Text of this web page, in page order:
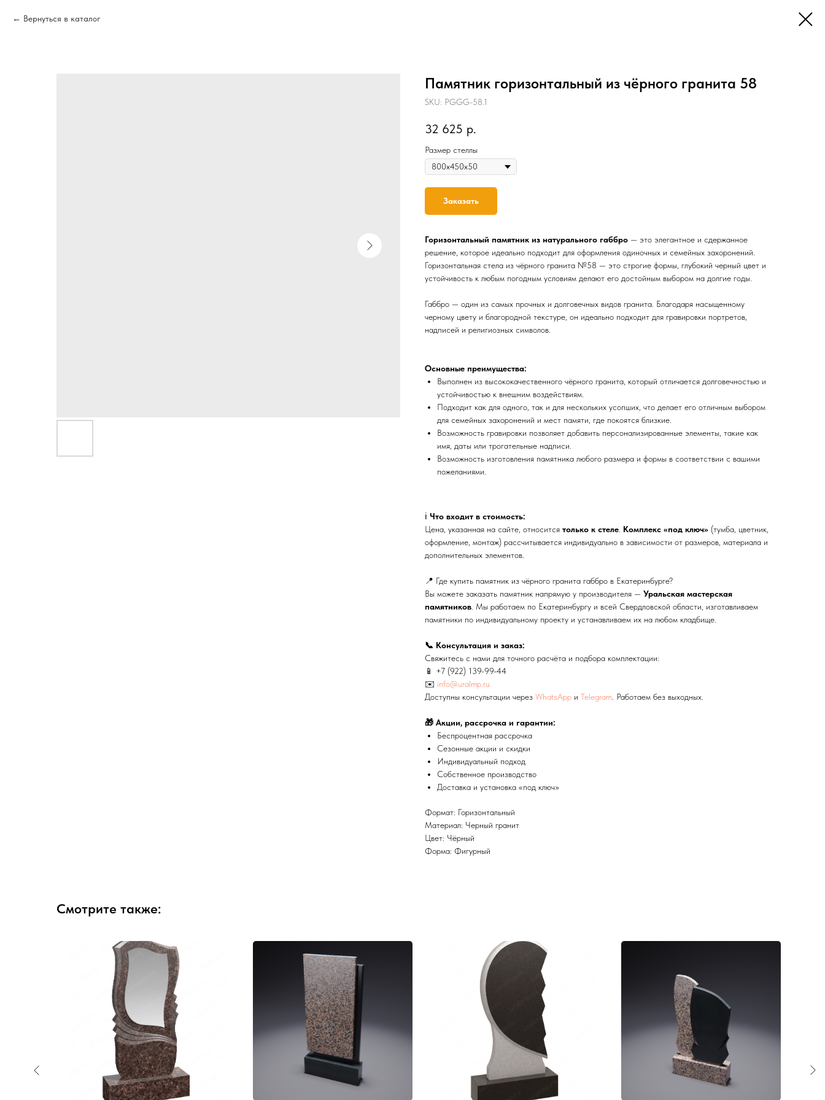
Вернуться в каталог
Памятник горизонтальный из чёрного гранита 58
SKU: PGGG-58.1
32 625 р.
Размер стеллы
Заказать
Горизонтальный памятник из натурального габбро — это элегантное и сдержанное
решение, которое идеально подходит для оформления одиночных и семейных захоронений.
Горизонтальная стела из чёрного гранита №58 — это строгие формы, глубокий черный цвет и
устойчивость к любым погодным условиям делают его достойным выбором на долгие годы.
Габбро — один из самых прочных и долговечных видов гранита. Благодаря насыщенному
черному цвету и благородной текстуре, он идеально подходит для гравировки портретов,
надписей и религиозных символов.
Основные преимущества:
Выполнен из высококачественного чёрного гранита, который отличается долговечностью и
устойчивостью к внешним воздействиям.
Подходит как для одного, так и для нескольких усопших, что делает его отличным выбором
для семейных захоронений и мест памяти, где покоятся близкие.
Возможность гравировки позволяет добавить персонализированные элементы, такие как
имя, даты или трогательные надписи.
Возможность изготовления памятника любого размера и формы в соответствии с вашими
пожеланиями.
ℹ️ Что входит в стоимость:
Цена, указанная на сайте, относится только к стеле Комплекс «под ключ» (тумба, цветник,
оформление, монтаж) рассчитывается индивидуально в зависимости от размеров, материала и
дополнительных элементов.
📍 Где купить памятник из чёрного гранита габбро в Екатеринбурге?
Вы можете заказать памятник напрямую у производителя — Уральская мастерская
памятников . Мы работаем по Екатеринбургу и всей Свердловской области, изготавливаем
памятники по индивидуальному проекту и устанавливаем их на любом кладбище.
📞 Консультация и заказ:
Свяжитесь с нами для точного расчёта и подбора комплектации:
📱 +7 (922) 139-99-44
✉️ info@uralmp.ru
Доступны консультации через WhatsApp и Telegram . Работаем без выходных.
🎁 Акции, рассрочка и гарантии:
Беспроцентная рассрочка
Сезонные акции и скидки
Индивидуальный подход
Собственное производство
Доставка и установка «под ключ»
Формат: Горизонтальный
Материал: Черный гранит
Цвет: Чёрный
Форма: Фигурный
Смотрите также: